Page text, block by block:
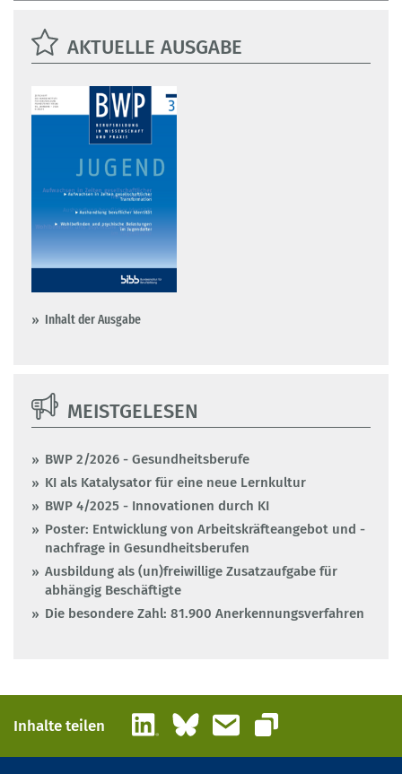
AKTUELLE AUSGABE
Inhalt der Ausgabe
MEISTGELESEN
BWP 2/2026 - Gesundheitsberufe
KI als Katalysator für eine neue Lernkultur
BWP 4/2025 - Innovationen durch KI
Poster: Entwicklung von Arbeitskräfteangebot und -
nachfrage in Gesundheitsberufen
Ausbildung als (un)freiwillige Zusatzaufgabe für
abhängig Beschäftigte
Die besondere Zahl: 81.900 Anerkennungsverfahren
Inhalte teilen LinkedInBlueskyE-Mail
Link kopieren